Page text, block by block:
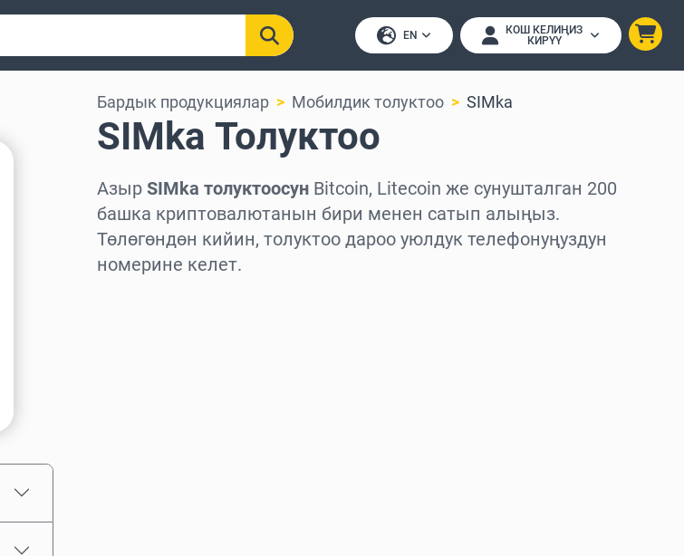
EN
КОШ КЕЛИҢИЗ
КИРҮҮ
Бардык продукциялар Мобилдик толуктоо SIMka
SIMka Толуктоо
Азыр SIMka толуктоосун Bitcoin, Litecoin же сунушталган 200
башка криптовалютанын бири менен сатып алыңыз.
Төлөгөндөн кийин, толуктоо дароо уюлдук телефонуңуздун
номерине келет.